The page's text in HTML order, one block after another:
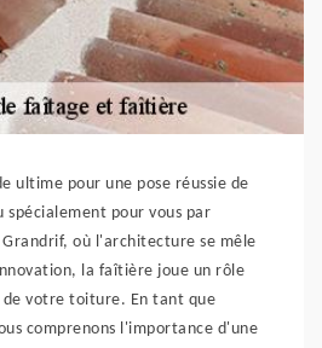
ultime pour une pose réussie de
pour vous par
où l'architecture se mêle
la faîtière joue un rôle
votre toiture. En tant que
comprenons l'importance d'une